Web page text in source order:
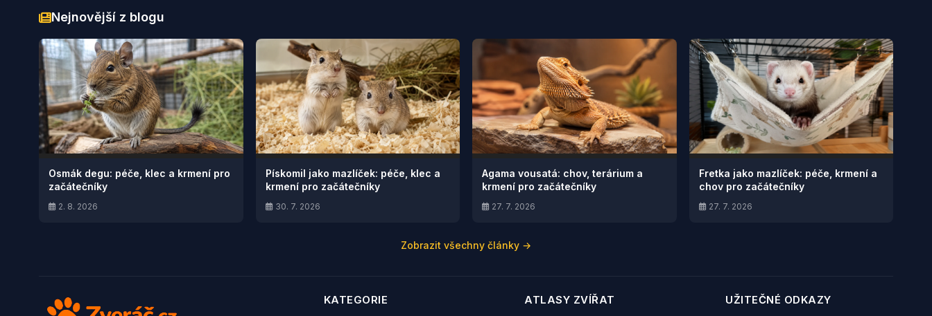
Nejnovější z blogu
Osmák degu: péče, klec a krmení pro
začátečníky
2. 8. 2026
Pískomil jako mazlíček: péče, klec a
krmení pro začátečníky
30. 7. 2026
Agama vousatá: chov, terárium a
krmení pro začátečníky
27. 7. 2026
Fretka jako mazlíček: péče, krmení a
chov pro začátečníky
27. 7. 2026
Zobrazit všechny články →
KATEGORIE ATLASY ZVÍŘAT UŽITEČNÉ ODKAZY